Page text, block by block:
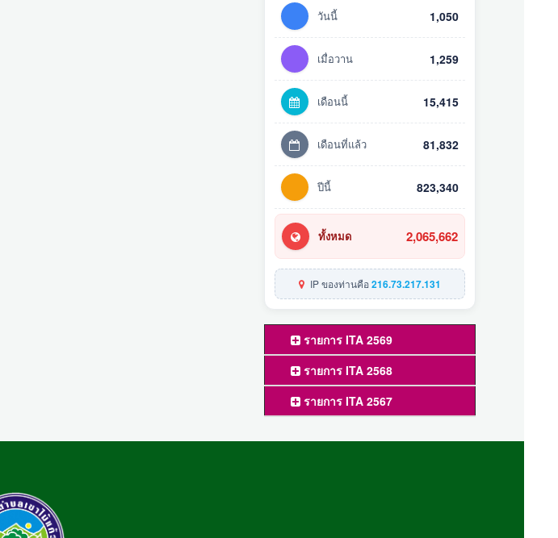
วันนี้ 1,050
เมื่อวาน 1,259
เดือนนี้ 15,415
เดือนที่แล้ว 81,832
ปีนี้ 823,340
ทั้งหมด 2,065,662
IP ของท่านคือ216.73.217.131
รายการ ITA 2569
รายการ ITA 2568
รายการ ITA 2567